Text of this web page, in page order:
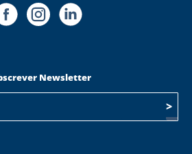
Newsletter
>